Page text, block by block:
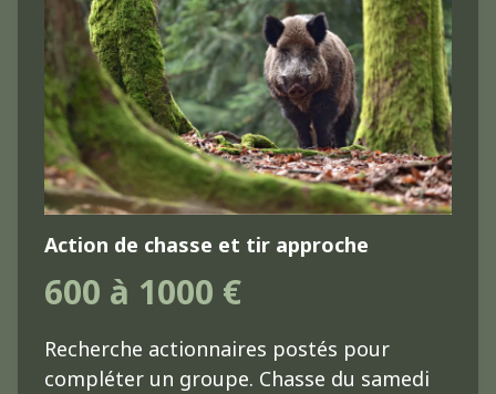
Action de chasse et tir approche
600 à 1000 €
Recherche actionnaires postés pour
compléter un groupe. Chasse du samedi